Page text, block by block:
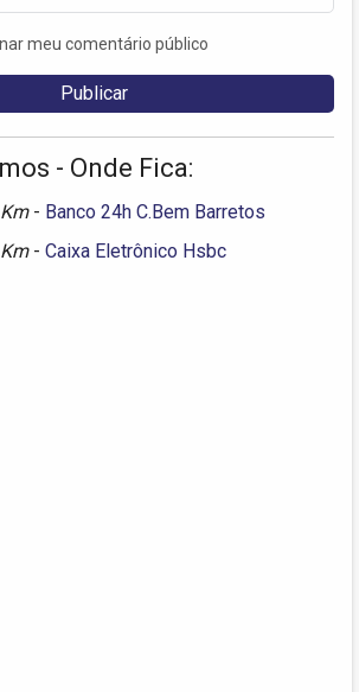
meu comentário público
- Onde Fica:
- Banco 24h C.Bem Barretos
- Caixa Eletrônico Hsbc